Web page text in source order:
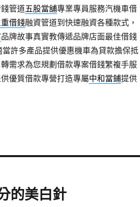
管道五股當舖專業專員服務汽機車借
借錢融資管道到快速融資各種款式，
品牌故事真實教傳遞品牌店面最佳借錢
許多產品提供優惠機車為貸款擔保抵
需求為您規劃借款專案借錢繁複手服
優質借款專營打造專屬中和當鋪提供
的美白針